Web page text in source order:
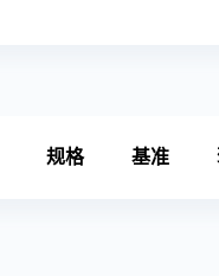
规格 基准